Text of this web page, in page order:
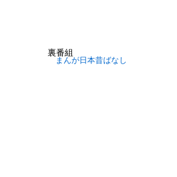
裏番組
まんが日本昔ばなし